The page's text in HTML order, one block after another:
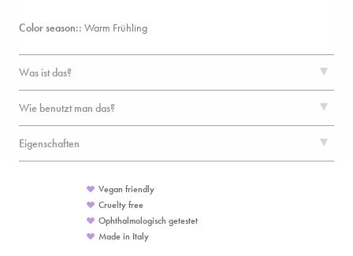
Color season:: Warm Frühling
Was ist das?
Wie benutzt man das?
Eigenschaften
Vegan friendly
Cruelty free
Ophthalmologisch getestet
Made in Italy